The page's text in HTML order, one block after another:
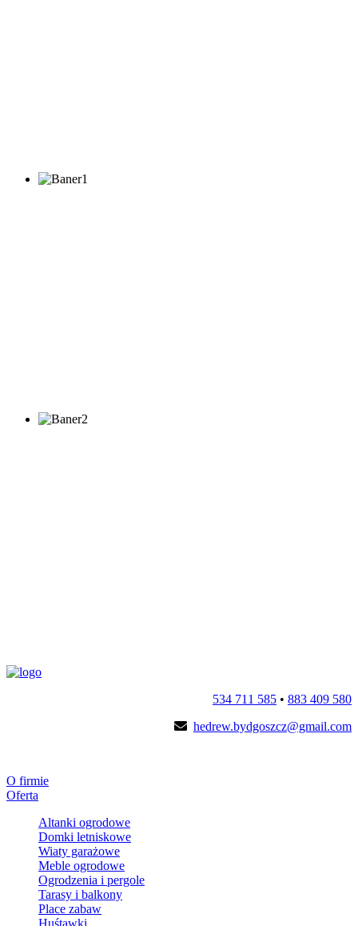
534 711 585 • 883 409 580
hedrew.bydgoszcz@gmail.com
O firmie
Oferta
Altanki ogrodowe
Domki letniskowe
Wiaty garażowe
Meble ogrodowe
Ogrodzenia i pergole
Tarasy i balkony
Place zabaw
Huśtawki